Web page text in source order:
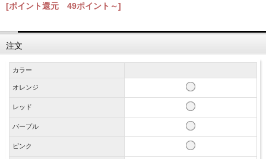
[ポイント還元 49ポイント～]
注文
カラー
オレンジ
レッド
パープル
ピンク